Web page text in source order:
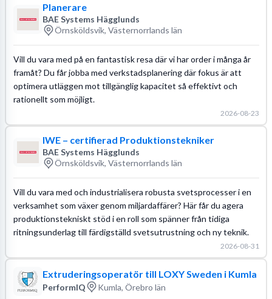
Planerare
BAE Systems Hägglunds
Örnsköldsvik, Västernorrlands län
Vill du vara med på en fantastisk resa där vi har order i många år
framåt? Du får jobba med verkstadsplanering där fokus är att
optimera utläggen mot tillgänglig kapacitet så effektivt och
rationellt som möjligt.
2026-08-23
IWE – certifierad Produktionstekniker
BAE Systems Hägglunds
Örnsköldsvik, Västernorrlands län
Vill du vara med och industrialisera robusta svetsprocesser i en
verksamhet som växer genom miljardaffärer? Här får du agera
produktionstekniskt stöd i en roll som spänner från tidiga
ritningsunderlag till färdigställd svetsutrustning och ny teknik.
2026-08-31
Extruderingsoperatör till LOXY Sweden i Kumla
PerformIQ Kumla, Örebro län